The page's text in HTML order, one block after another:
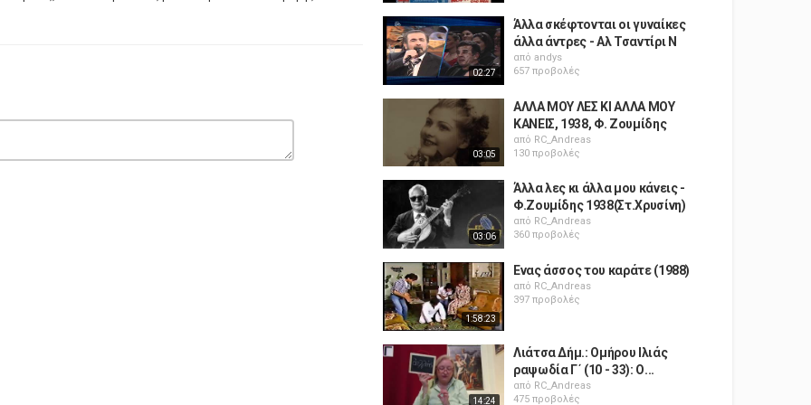
02:27
Άλλα σκέφτονται οι γυναίκες
άλλα άντρες - Αλ Τσαντίρι Ν
από andys
657 προβολές
03:05
ΑΛΛΑ ΜΟΥ ΛΕΣ ΚΙ ΑΛΛΑ ΜΟΥ
ΚΑΝΕΙΣ, 1938, Φ. Ζουμίδης
από RC_Andreas
130 προβολές
03:06
Άλλα λες κι άλλα μου κάνεις -
Φ.Ζουμίδης 1938(Στ.Χρυσίνη)
από RC_Andreas
360 προβολές
1:58:23
Ενας άσσος του καράτε (1988)
από RC_Andreas
397 προβολές
14:24
Λιάτσα Δήμ.: Ομήρου Ιλιάς
ραψωδία Γ΄ (10 - 33): Ο...
από RC_Andreas
475 προβολές